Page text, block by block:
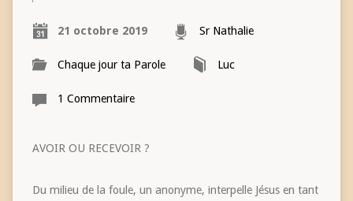
21 octobre 2019 Sr Nathalie
Chaque jour ta Parole Luc
1 Commentaire
AVOIR OU RECEVOIR ?
Du milieu de la foule, un anonyme, interpelle Jésus en tant